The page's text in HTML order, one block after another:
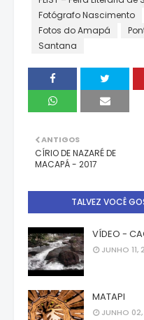
Fotógrafo Nascimento
Fotos do Amapá
Santana
ANTIGOS
CÍRIO DE NAZARÉ DE
MACAPÁ - 2017
TALVEZ VOCÊ
VÍDEO -
JUNHO 11,
MATAPI
JUNHO